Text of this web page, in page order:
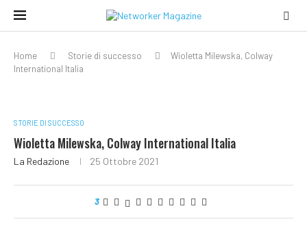
Home Storie di successo
Wioletta Milewska, Colway
International Italia
STORIE DI SUCCESSO
Wioletta Milewska, Colway International Italia
La Redazione 25 Ottobre 2021
3